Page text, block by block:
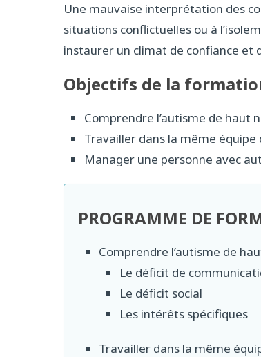
Une mauvaise interprétation des
situations conflictuelles ou à
instaurer un climat de confiance et
Objectifs de la
Comprendre l’autisme de haut
Travailler dans la même équipe
Manager une personne avec
PROGRAMME DE
Comprendre l’autisme de
Le déficit de
Le déficit social
Les intérêts spécifiques
Travailler dans la même